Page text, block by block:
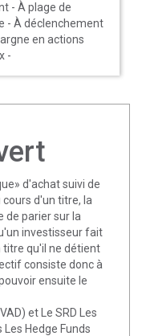
- À plage de
- À déclenchement
en actions
-
d'achat suivi de
d'un titre, la
de parier sur la
investisseur fait
titre qu'il ne détient
consiste donc à
ensuite le
et Le SRD
Les
Les Hedge Funds